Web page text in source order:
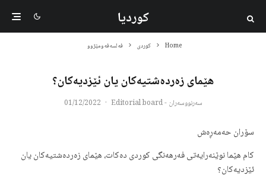
کوردیا
Home کوردی فه‌لسه‌فەومێژوو
هێمای زەردەشتیەکان یان ئێزدیەکان؟
سەرنووسەران - Editorial board ·
01/12/2022
سۆران حەمەڕەش
کام هێما نوێنەرایەتی فەرهەنگی کوردی دەکات، هێمای زەردەشتیەکان یان
ئێزدیەکان؟